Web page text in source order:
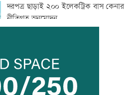
দরপত্র ছাড়াই ২০০ ইলেকট্রিক বাস কেনার
নীতিগত অনুমোদন
তনু হত্যার আসামি সাবেক সেনাসদস্য
হাফিজুরকে আত্মসমর্পণের নির্দেশ